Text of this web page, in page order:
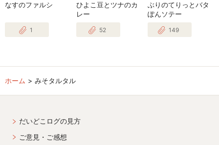
なすのファルシ
1
ひよこ豆とツナのカ
レー
52
ぶりのてりっとバタ
ぽんソテー
149
ホーム みそタルタル
だいどこログの見方
ご意見・ご感想